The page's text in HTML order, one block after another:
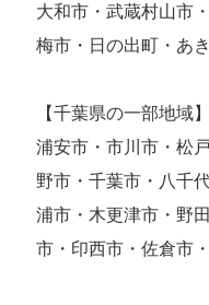
大和市・武蔵村山市
梅市・日の出町・あ
【千葉県の一部地域】
浦安市・市川市・松
野市・千葉市・八千
浦市・木更津市・野
市・印西市・佐倉市